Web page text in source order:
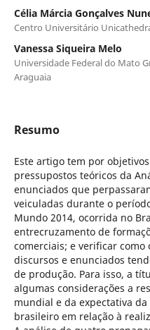
Célia Márcia Gonçalves
Centro Universitário
Vanessa Siqueira Melo
Universidade Federal do Mato
Araguaia
Resumo
Este artigo tem por
pressupostos teóricos da
enunciados que
veiculadas durante o
Mundo 2014, ocorrida no
entrecruzamento de
comerciais; e verificar
discursos e enunciados
de produção. Para isso, a
algumas considerações a
mundial e da expectativa
brasileiro em relação à